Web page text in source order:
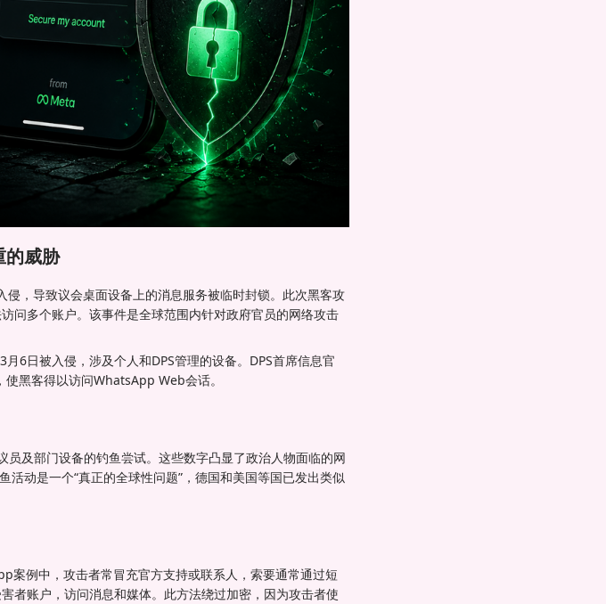
威胁
，导致议会桌面设备上的消息服务被临时封锁。此次黑客攻
问多个账户。该事件是全球范围内针对政府官员的网络攻击
6日被入侵，涉及个人和DPS管理的设备。DPS首席信息官
黑客得以访问WhatsApp Web会话。
及部门设备的钓鱼尝试。这些数字凸显了政治人物面临的网
动是一个“真正的全球性问题”，德国和美国等国已发出类似
案例中，攻击者常冒充官方支持或联系人，索要通常通过短
者账户，访问消息和媒体。此方法绕过加密，因为攻击者使